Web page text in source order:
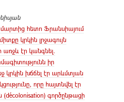
հետո Ֆրանսիայում
կրկին լրջագույն
էր կանգնել.
իր
կրկին խճճել էր արևմտյան
որը հայտնվել էր
գործընթացի